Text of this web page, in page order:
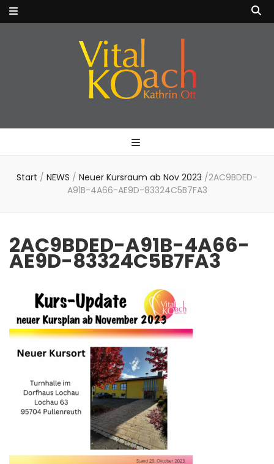
VitalKOach
Kathrin Ott
Start / NEWS / Neuer Kursraum ab Nov 2023 /2AC9BDED-
A91B-4A66-AE9D-83324C5B7FA3
2AC9BDED-A91B-4A66-
AE9D-83324C5B7FA3